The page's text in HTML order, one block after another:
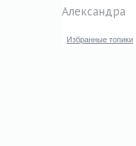
Александра
Избранные топики